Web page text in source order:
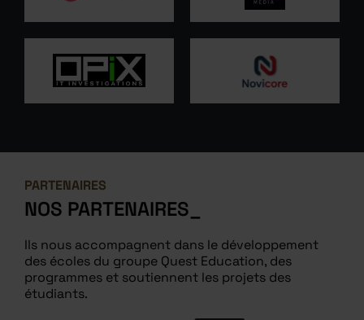
PARTENAIRES
NOS PARTENAIRES
Ils nous accompagnent dans le développement
des écoles du groupe Quest Education, des
programmes et soutiennent les projets des
étudiants.